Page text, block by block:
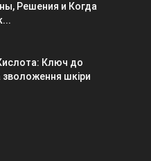
Решения и Когда
Ключ до
шкіри